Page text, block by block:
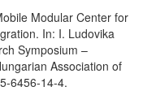
Modular Center for
In: I. Ludovika
Symposium –
Association of
6456-14-4.